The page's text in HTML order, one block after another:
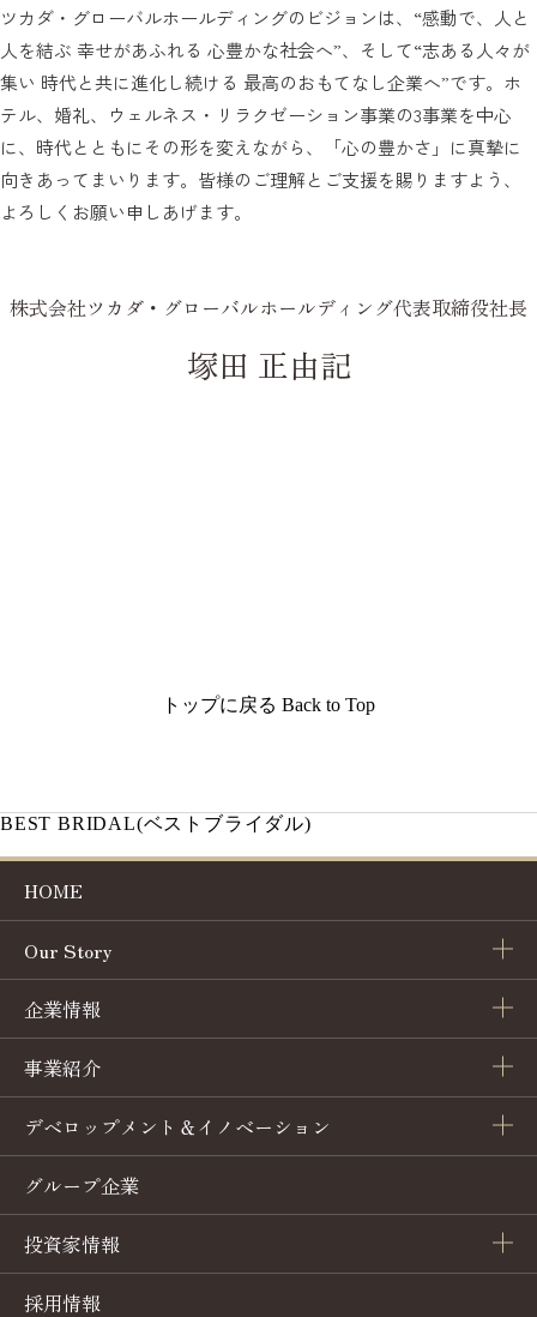
ツカダ・グローバルホールディングのビジョンは、“感動で、人と
人を結ぶ 幸せがあふれる 心豊かな社会へ”、そして“志ある人々が
集い 時代と共に進化し続ける 最高のおもてなし企業へ”です。ホ
テル、婚礼、ウェルネス・リラクゼーション事業の3事業を中心
に、時代とともにその形を変えながら、「心の豊かさ」に真摯に
向きあってまいります。皆様のご理解とご支援を賜りますよう、
よろしくお願い申しあげます。
株式会社ツカダ・グローバルホールディング代表取締役社長
塚田 正由記
トップに戻る Back to Top
BEST BRIDAL(ベストブライダル)
HOME
Our Story
トップメッセージ
企業理念
ヒストリー
サステナビリティ
企業情報
会社概要
コーポレートガバナンス
沿革
プレスリリース
事業紹介
ホテル事業
ブライダル事業
ブライダルコンテンツ・アニバーサリー事業
レストラン事業
デベロップメント＆イノベーション
業務委託・コンサルティング
資本提携・M&A
新規事業用地
グループ企業
投資家情報
IRニュース
採用情報